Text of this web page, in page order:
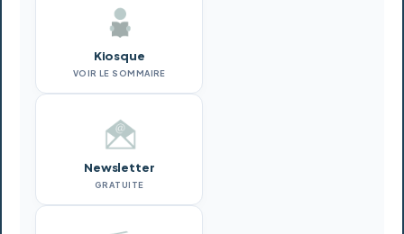
Kiosque
VOIR LE SOMMAIRE
Newsletter
GRATUITE